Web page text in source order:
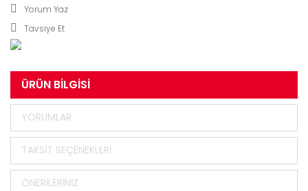
Yorum Yaz
Tavsiye Et
ÜRÜN BILGISI
YORUMLAR
TAKSIT SEÇENEKLERI
ÖNERILERINIZ